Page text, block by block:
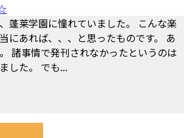
蓬莱学園に憧れていました。 こんな楽
にあれば、、、と思ったものです。 あ
諸事情で発刊されなかったというのは
した。 でも...